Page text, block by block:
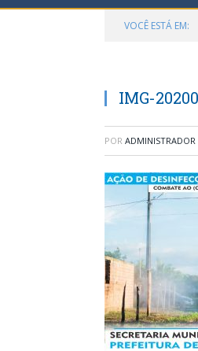
VOCÊ ESTÁ EM:
IMG-
POR ADMINISTRADOR